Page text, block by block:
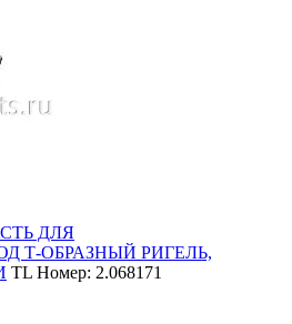
ДЛЯ
Т-ОБРАЗНЫЙ РИГЕЛЬ,
TL Номер: 2.068171